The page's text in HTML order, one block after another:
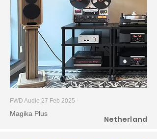
FWD Audio 27 Feb 2025 -
Magika Plus
Netherland